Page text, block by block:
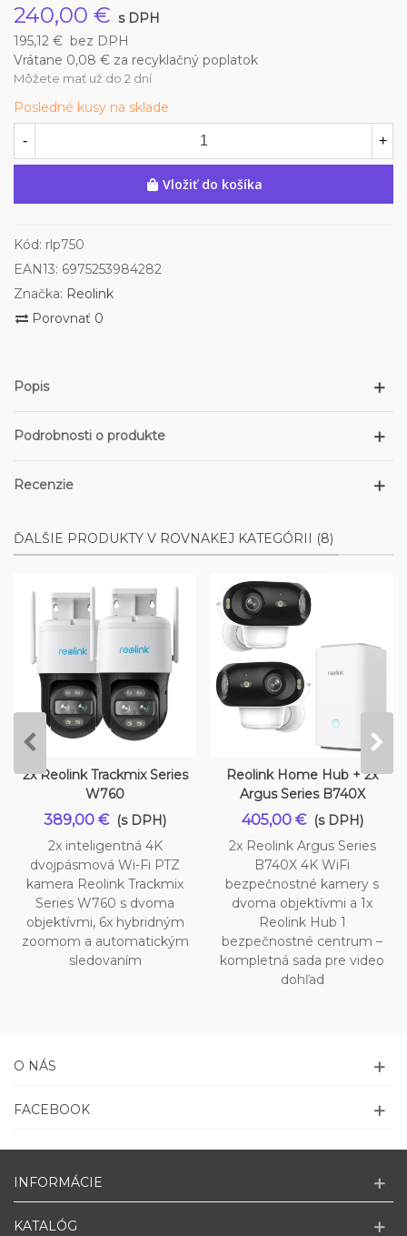
240,00 € s DPH
195,12 € bez DPH
Vrátane 0,08 € za recyklačný poplatok
Môžete mať už do 2 dní
Posledné kusy na sklade
- +
Vložiť do košíka
Kód: rlp750
EAN13: 6975253984282
Značka: Reolink
Porovnať 0
Popis
Podrobnosti o produkte
Recenzie
ĎALŠIE PRODUKTY V ROVNAKEJ KATEGÓRII (8)
2x Reolink Trackmix Series
W760
389,00 € (s DPH)
2x inteligentná 4K
dvojpásmová Wi-Fi PTZ
kamera Reolink Trackmix
Series W760 s dvoma
objektívmi, 6x hybridným
zoomom a automatickým
sledovaním
Reolink Home Hub + 2x
Argus Series B740X
405,00 € (s DPH)
2x Reolink Argus Series
B740X 4K WiFi
bezpečnostné kamery s
dvoma objektívmi a 1x
Reolink Hub 1
bezpečnostné centrum –
kompletná sada pre video
dohľad
O NÁS
FACEBOOK
INFORMÁCIE
KATALÓG